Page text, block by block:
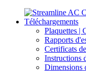
Téléchargements
Plaquettes |
Rapports
Certificats
Instructions
Dimensions